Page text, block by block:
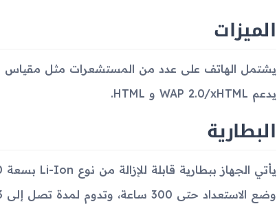
الميزات
يشتمل الهاتف على عدد من المستشعرات مثل مقياس
يدعم WAP 2.0/xHTML و HTML.
البطارية
وضع الاستعداد حتى 300 ساعة، وتدوم لمدة تصل إلى 3 ساعات من زمن التحدث.